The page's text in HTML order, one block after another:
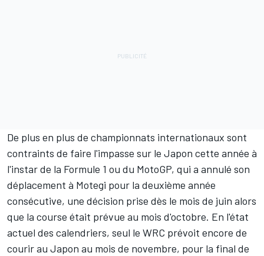
De plus en plus de championnats internationaux sont
contraints de faire l'impasse sur le Japon cette année à
l'instar de la Formule 1 ou du MotoGP, qui a annulé son
déplacement à Motegi pour la deuxième année
consécutive, une décision prise dès le mois de juin alors
que la course était prévue au mois d'octobre. En l'état
actuel des calendriers, seul le WRC prévoit encore de
courir au Japon au mois de novembre, pour la final de